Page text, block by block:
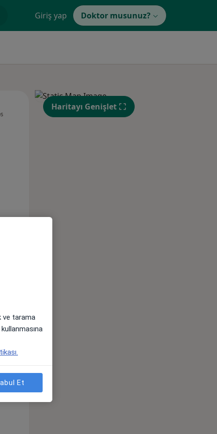
Giriş yap Doktor musunuz?
12 Ağustos
Per,
13 Ağustos
Cum,
14 Ağustos
Haritayı Genişlet
ve tarama
Et